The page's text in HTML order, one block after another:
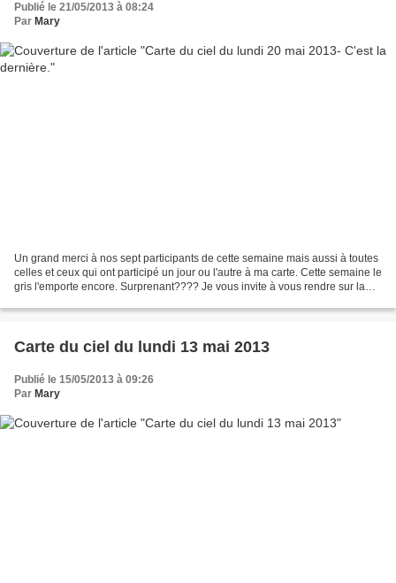
Publié le 21/05/2013 à 08:24
Par Mary
Un grand merci à nos sept participants de cette semaine mais aussi à toutes
celles et ceux qui ont participé un jour ou l'autre à ma carte. Cette semaine le
gris l'emporte encore. Surprenant???? Je vous invite à vous rendre sur la
Carte du ciel du lundi 13 mai 2013
Publié le 15/05/2013 à 09:26
Par Mary